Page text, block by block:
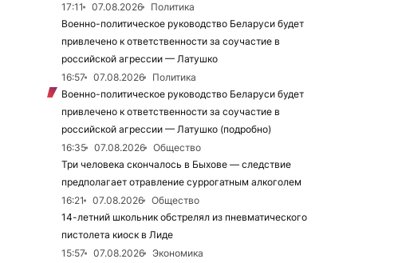
17:11
07.08.2026
Политика
Военно-политическое руководство Беларуси будет
привлечено к ответственности за соучастие в
российской агрессии — Латушко
16:57
07.08.2026
Политика
Военно-политическое руководство Беларуси будет
привлечено к ответственности за соучастие в
российской агрессии — Латушко (подробно)
16:35
07.08.2026
Общество
Три человека скончалось в Быхове — следствие
предполагает отравление суррогатным алкоголем
16:21
07.08.2026
Общество
14-летний школьник обстрелял из пневматического
пистолета киоск в Лиде
15:57
07.08.2026
Экономика